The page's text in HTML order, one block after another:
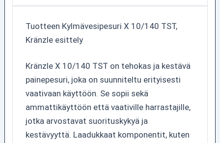
Tuotteen Kylmävesipesuri X 10/140 TST,
Kränzle esittely
Kränzle X 10/140 TST on tehokas ja kestävä
painepesuri, joka on suunniteltu erityisesti
vaativaan käyttöön. Se sopii sekä
ammattikäyttöön että vaativille harrastajille,
jotka arvostavat suorituskykyä ja
kestävyyttä. Laadukkaat komponentit, kuten